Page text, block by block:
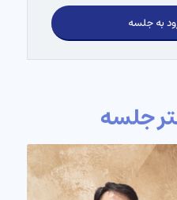
به جلسه
جلسه